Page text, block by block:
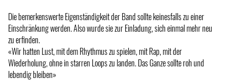
Die bemerkenswerte Eigenständigkeit der Band sollte keinesfalls zu einer
Einschränkung werden. Also wurde sie zur Einladung, sich einmal mehr neu
zu erfinden.
«Wir hatten Lust, mit dem Rhythmus zu spielen, mit Rap, mit der
Wiederholung, ohne in starren Loops zu landen. Das Ganze sollte roh und
lebendig bleiben»